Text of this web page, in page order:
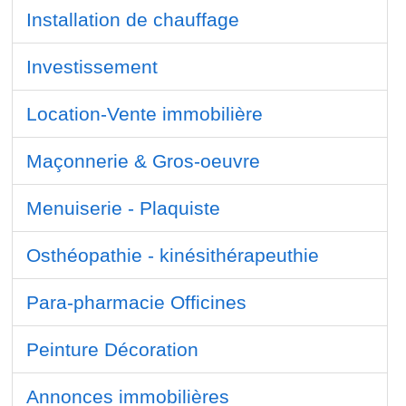
Installation de chauffage
Investissement
Location-Vente immobilière
Maçonnerie & Gros-oeuvre
Menuiserie - Plaquiste
Osthéopathie - kinésithérapeuthie
Para-pharmacie Officines
Peinture Décoration
Annonces immobilières